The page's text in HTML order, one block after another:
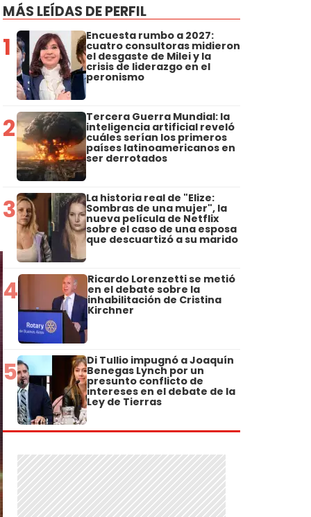
MÁS LEÍDAS DE PERFIL
1 Encuesta rumbo a 2027:
cuatro consultoras midieron
el desgaste de Milei y la
crisis de liderazgo en el
peronismo
2 Tercera Guerra Mundial: la
inteligencia artificial reveló
cuáles serían los primeros
países latinoamericanos en
ser derrotados
3 La historia real de "Elize:
Sombras de una mujer", la
nueva película de Netflix
sobre el caso de una esposa
que descuartizó a su marido
4 Ricardo Lorenzetti se metió
en el debate sobre la
inhabilitación de Cristina
Kirchner
5 Di Tullio impugnó a Joaquín
Benegas Lynch por un
presunto conflicto de
intereses en el debate de la
Ley de Tierras